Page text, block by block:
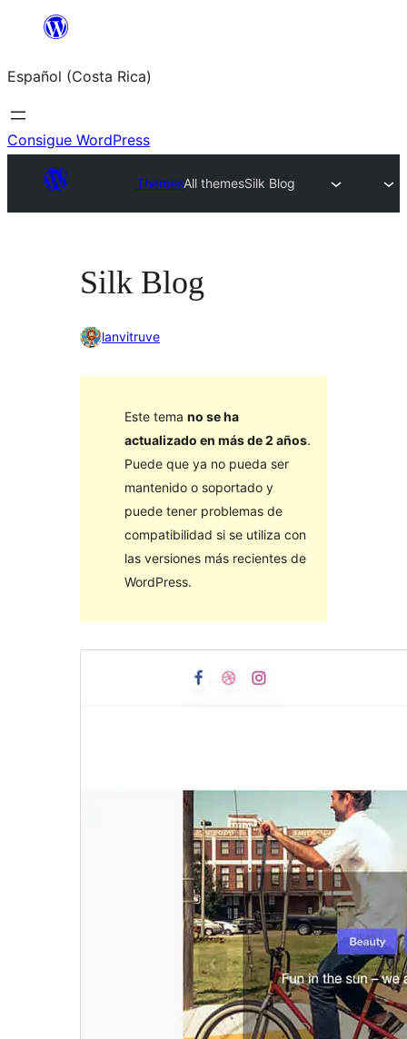
Saltar
contenido
Español (Costa Rica)
Consigue WordPress
ThemesAll themesSilk Blog
Silk Blog
lanvitruve
Este tema no se ha
actualizado en más de 2 años.
Puede que ya no pueda ser
mantenido o soportado y
puede tener problemas de
compatibilidad si se utiliza con
las versiones más recientes de
WordPress.